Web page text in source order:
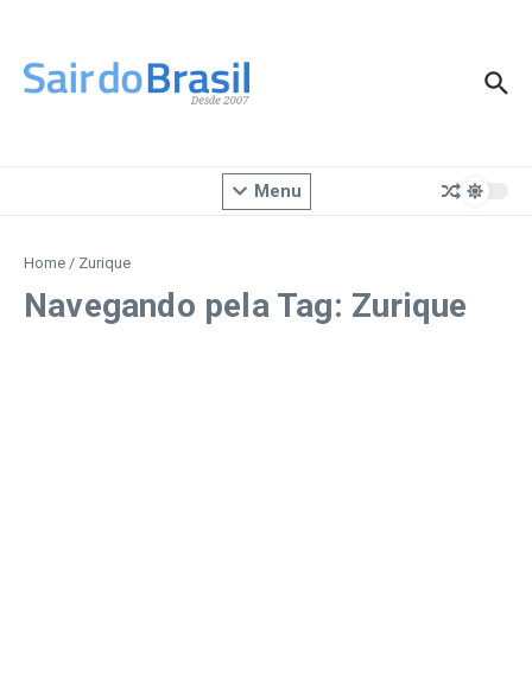
Menu
Home / Zurique
Navegando pela Tag: Zurique